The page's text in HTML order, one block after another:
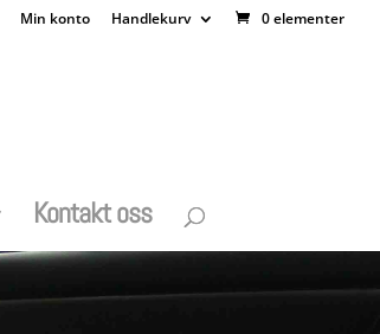
Min konto Handlekurv 0 elementer
Kontakt oss